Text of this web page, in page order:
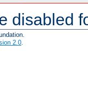
disabled
2.0